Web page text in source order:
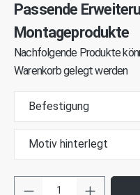
Passende
Montageprodukte
Nachfolgende Produkte
Warenkorb gelegt werden
Befestigung
Motiv hinterlegt